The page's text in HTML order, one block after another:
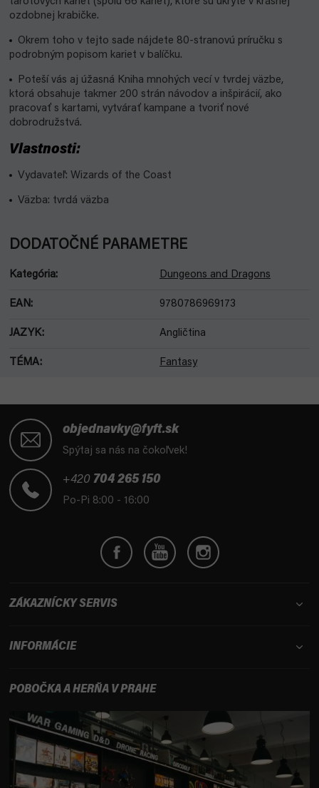
ozdobnej krabičke.
Okrem toho v tejto sade nájdete 80-stranovú príručku s
podrobným popisom kariet v balíčku.
Poteší vás aj úžasná Kniha mnohých vecí v tvrdej väzbe,
ktorá obsahuje takmer 200 strán návodov a inšpirácií, ako
pracovať s kartami, vytvárať kampane a tvoriť nové
dobrodružstvá.
Vlastnosti:
Vydavateľ: Wizards of the Coast
Väzba: tvrdá väzba
DODATOČNÉ PARAMETRE
Kategória: Dungeons and Dragons
EAN: 9780786969173
JAZYK: Angličtina
TÉMA: Fantasy
objednavky@fyft.sk
Spýtaj sa nás na čokoľvek!
+420 704 265 150
Po-Pi 8:00 - 16:00
ZÁKAZNÍCKY SERVIS
INFORMÁCIE
POBOČKA A HERŇA V PRAHE